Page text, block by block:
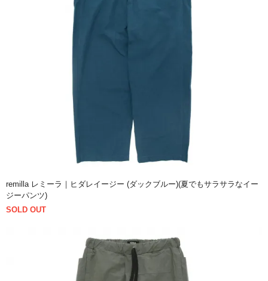
remilla レミーラ｜ヒダレイージー (ダックブルー)(夏でもサラサラなイー
ジーパンツ)
SOLD OUT